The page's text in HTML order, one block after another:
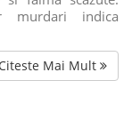
murdari indica
Citeste Mai Mult